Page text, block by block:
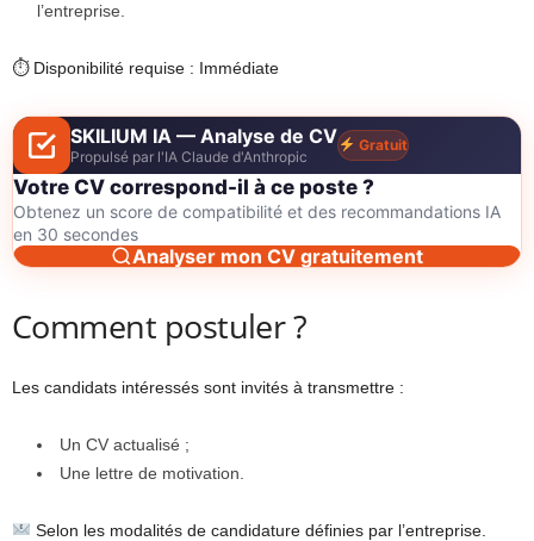
l’entreprise.
⏱ Disponibilité requise : Immédiate
SKILIUM IA — Analyse de CV
Propulsé par l'IA Claude d'Anthropic
Gratuit
Votre CV correspond-il à ce poste ?
Obtenez un score de compatibilité et des recommandations IA
en 30 secondes
Analyser mon CV gratuitement
Comment postuler ?
Les candidats intéressés sont invités à transmettre :
Un CV actualisé ;
Une lettre de motivation.
Selon les modalités de candidature définies par l’entreprise.